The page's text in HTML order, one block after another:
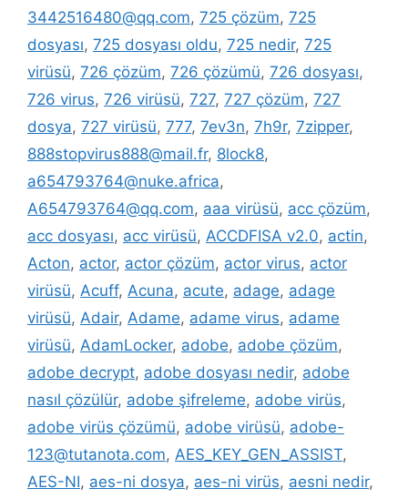
3442516480@qq.com, 725 çözüm, 725
dosyası, 725 dosyası oldu, 725 nedir, 725
virüsü, 726 çözüm, 726 çözümü, 726 dosyası,
726 virus, 726 virüsü, 727, 727 çözüm, 727
dosya, 727 virüsü, 777, 7ev3n, 7h9r, 7zipper,
888stopvirus888@mail.fr, 8lock8,
a654793764@nuke.africa,
A654793764@qq.com, aaa virüsü, acc çözüm,
acc dosyası, acc virüsü, ACCDFISA v2.0, actin,
Acton, actor, actor çözüm, actor virus, actor
virüsü, Acuff, Acuna, acute, adage, adage
virüsü, Adair, Adame, adame virus, adame
virüsü, AdamLocker, adobe, adobe çözüm,
adobe decrypt, adobe dosyası nedir, adobe
nasıl çözülür, adobe şifreleme, adobe virüs,
adobe virüs çözümü, adobe virüsü, adobe-
123@tutanota.com, AES_KEY_GEN_ASSIST,
AES-NI, aes-ni dosya, aes-ni virüs, aesni nedir,